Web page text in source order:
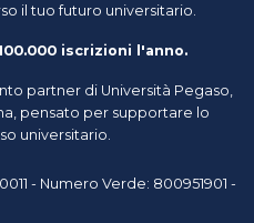
il tuo futuro universitario.
iscrizioni l'anno.
partner di Università Pegaso,
pensato per supportare lo
universitario.
- Numero Verde: 800951901 -